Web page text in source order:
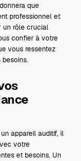
que
professionnel et
un rôle crucial
confier à votre
vous ressentez
besoins.
appareil auditif, il
votre
et besoins. Un